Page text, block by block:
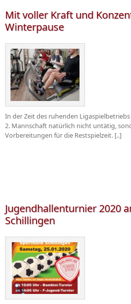
Mit voller Kraft und
Winterpause
In der Zeit des ruhenden
2. Mannschaft natürlich nicht untätig,
Vorbereitungen für die Restspielzeit. [..]
Jugendhallenturnier 2020
Schillingen